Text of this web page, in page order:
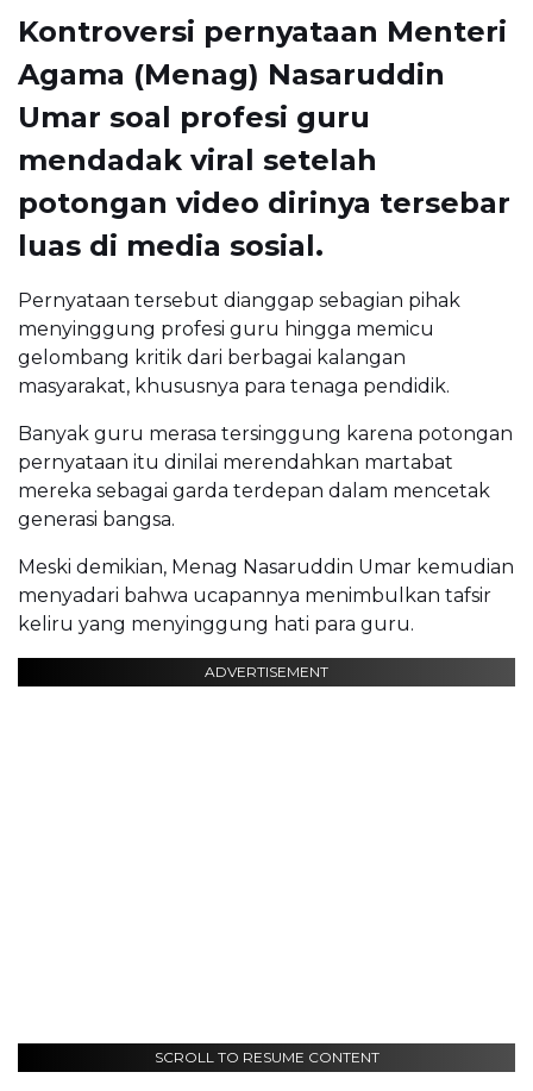
Kontroversi pernyataan Menteri
Agama (Menag) Nasaruddin
Umar soal profesi guru
mendadak viral setelah
potongan video dirinya tersebar
luas di media sosial.
Pernyataan tersebut dianggap sebagian pihak
menyinggung profesi guru hingga memicu
gelombang kritik dari berbagai kalangan
masyarakat, khususnya para tenaga pendidik.
Banyak guru merasa tersinggung karena potongan
pernyataan itu dinilai merendahkan martabat
mereka sebagai garda terdepan dalam mencetak
generasi bangsa.
Meski demikian, Menag Nasaruddin Umar kemudian
menyadari bahwa ucapannya menimbulkan tafsir
keliru yang menyinggung hati para guru.
ADVERTISEMENT
SCROLL TO RESUME CONTENT